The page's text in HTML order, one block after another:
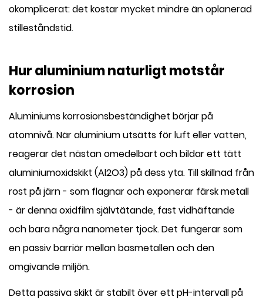
okomplicerat: det kostar mycket mindre än oplanerad
stilleståndstid.
Hur aluminium naturligt motstår
korrosion
Aluminiums korrosionsbeständighet börjar på
atomnivå. När aluminium utsätts för luft eller vatten,
reagerar det nästan omedelbart och bildar ett tätt
aluminiumoxidskikt (Al2O3) på dess yta. Till skillnad från
rost på järn - som flagnar och exponerar färsk metall
- är denna oxidfilm självtätande, fast vidhäftande
och bara några nanometer tjock. Det fungerar som
en passiv barriär mellan basmetallen och den
omgivande miljön.
Detta passiva skikt är stabilt över ett pH-intervall på